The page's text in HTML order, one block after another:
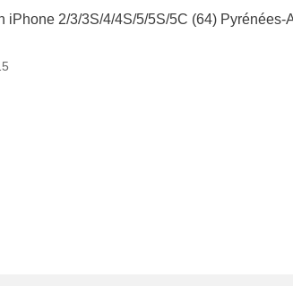
iPhone 2/3/3S/4/4S/5/5S/5C (64) Pyrénées-